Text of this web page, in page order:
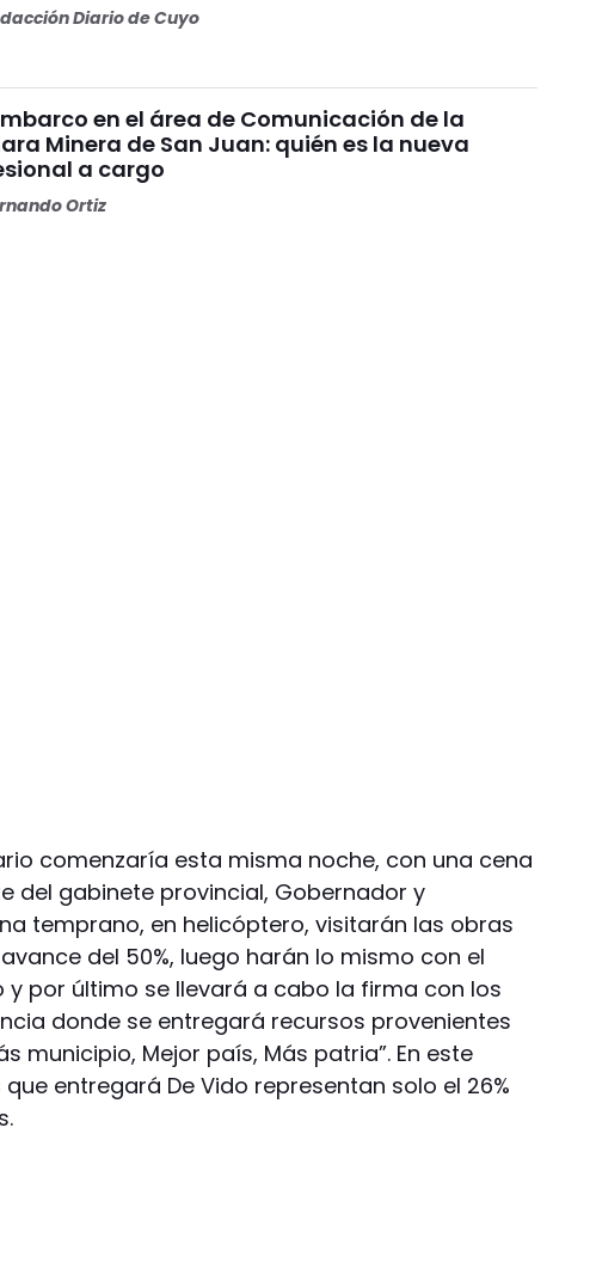
Diario de Cuyo
en el área de Comunicación de la
Minera de San Juan: quién es la nueva
a cargo
Ortiz
comenzaría esta misma noche, con una cena
del gabinete provincial, Gobernador y
temprano, en helicóptero, visitarán las obras
del 50%, luego harán lo mismo con el
y por último se llevará a cabo la firma con los
donde se entregará recursos provenientes
municipio, Mejor país, Más patria”. En este
entregará De Vido representan solo el 26%